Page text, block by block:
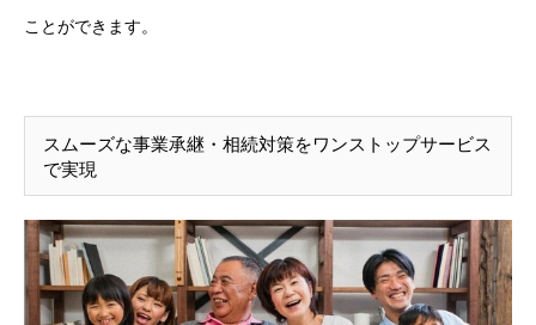
ことができます。
スムーズな事業承継・相続対策をワンストップサービス
で実現